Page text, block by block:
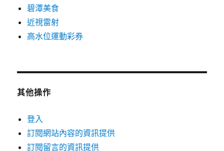
碧潭美食
近視雷射
高水位運動彩券
其他操作
登入
訂閱網站內容的資訊提供
訂閱留言的資訊提供